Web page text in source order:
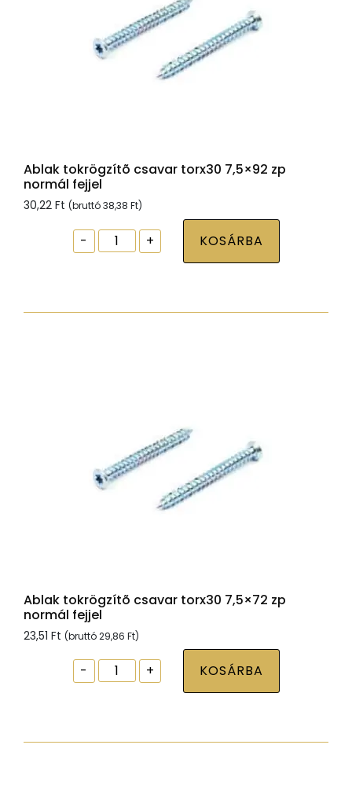
Ablak tokrögzítõ csavar torx30 7,5×92 zp
normál fejjel
30,22 Ft (bruttó38,38 Ft)
-
Ablak
tokrögzítõ
7,5x92
+ KOSÁRBA
Ablak tokrögzítõ csavar torx30 7,5×72 zp
normál fejjel
23,51 Ft (bruttó29,86 Ft)
-
Ablak
tokrögzítõ
7,5x72
+ KOSÁRBA